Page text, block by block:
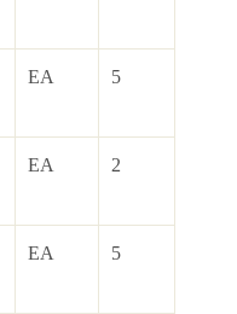
EA 5
EA 2
EA 5